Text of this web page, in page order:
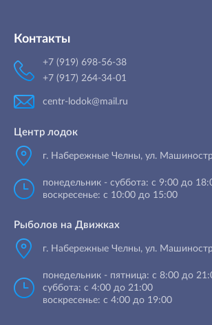
Контакты
+7 (919) 698-56-38
+7 (917) 264-34-01
centr-lodok@mail.ru
Центр лодок
г. Набережные Челны, ул.
понедельник - суббота: с 9:00 до
воскресенье: с 10:00 до 15:00
Рыболов на Движках
г. Набережные Челны, ул.
понедельник - пятница: с 8:00 до
суббота: с 4:00 до 21:00
воскресенье: с 4:00 до 19:00